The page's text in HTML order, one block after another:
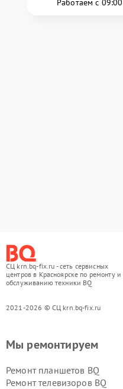
Работаем с
СЦ krn.bq-fix.ru - сеть сервисных
центров в Красноярске по ремонту и
обслуживанию техники BQ
2021-2026 © СЦ krn.bq-fix.ru
Мы ремонтируем
Ремонт планшетов BQ
Ремонт телевизоров BQ